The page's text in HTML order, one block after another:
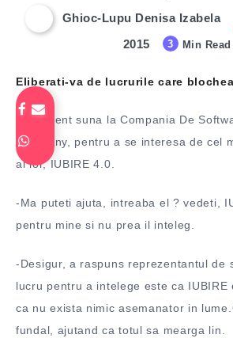
Ghioc-Lupu Denisa Izabela
2015
3 Min Read
Eliberati-va de lucrurile care
” Un client suna la Compania De
Company, pentru a se interesa de cel
al lor, IUBIRE 4.0.
-Ma puteti ajuta, intreaba el ? vedeti,
pentru mine si nu prea il inteleg.
-Desigur, a raspuns reprezentantul de
lucru pentru a intelege este ca IUBIRE
ca nu exista nimic asemanator in
fundal, ajutand ca totul sa mearga lin.